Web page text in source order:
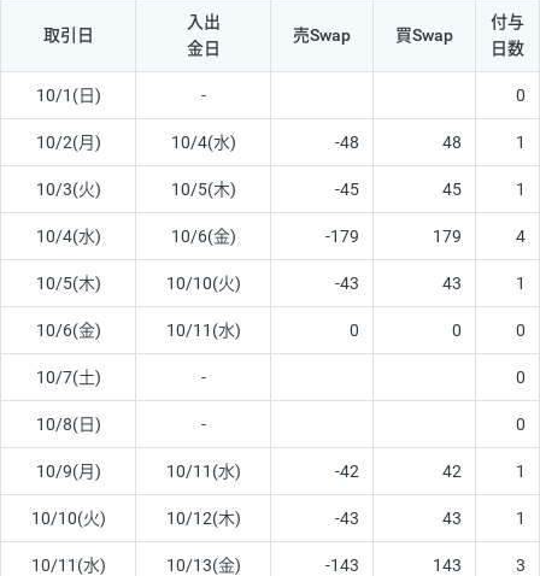
取引日
入出
金日
売Swap 買Swap
付与
日数
10/1(日) - 0
10/2(月) 10/4(水) -48 48 1
10/3(火) 10/5(木) -45 45 1
10/4(水) 10/6(金) -179 179 4
10/5(木) 10/10(火) -43 43 1
10/6(金) 10/11(水) 0 0 0
10/7(土) - 0
10/8(日) - 0
10/9(月) 10/11(水) -42 42 1
10/10(火) 10/12(木) -43 43 1
10/11(水) 10/13(金) -143 143 3